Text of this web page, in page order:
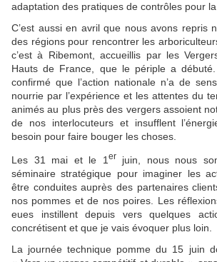
adaptation des pratiques de contrôles pour
C’est aussi en avril que nous avons repris
des régions pour rencontrer les
c’est à Ribemont, accueillis par les
Hauts de France, que le périple a
confirmé que l’action nationale n’a de
nourrie par l’expérience et les attentes du
animés au plus près des vergers assoient
de nos interlocuteurs et insufflent
besoin pour faire bouger les choses.
Les 31 mai et le 1 er
juin, nous nous
séminaire stratégique pour imaginer les
être conduites auprès des partenaires
nos pommes et de nos poires. Les
eues instillent depuis vers quelques
concrétisent et que je vais évoquer plus loin.
La journée technique pomme du 15 juin